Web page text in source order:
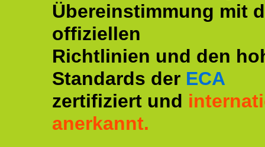
Übereinstimmung mit
offiziellen
Richtlinien und den
Standards der ECA
zertifiziert und
anerkannt.